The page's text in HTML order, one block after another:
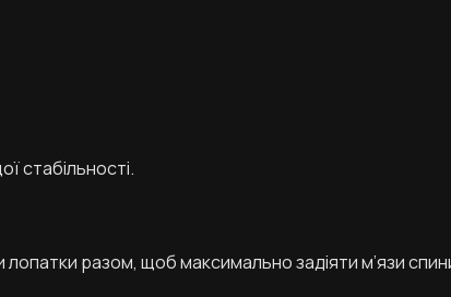
стабільності.
разом, щоб максимально задіяти м’язи